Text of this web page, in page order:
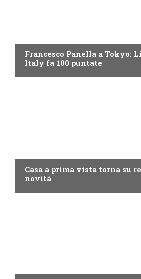
Francesco Panella a Tokyo:
Italy fa 100 puntate
Casa a prima vista torna su
novità